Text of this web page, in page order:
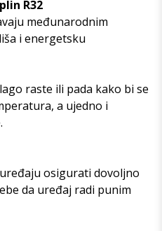
R32
međunarodnim
i energetsku
raste ili pada kako bi se
a ujedno i
osigurati dovoljno
da uređaj radi punim